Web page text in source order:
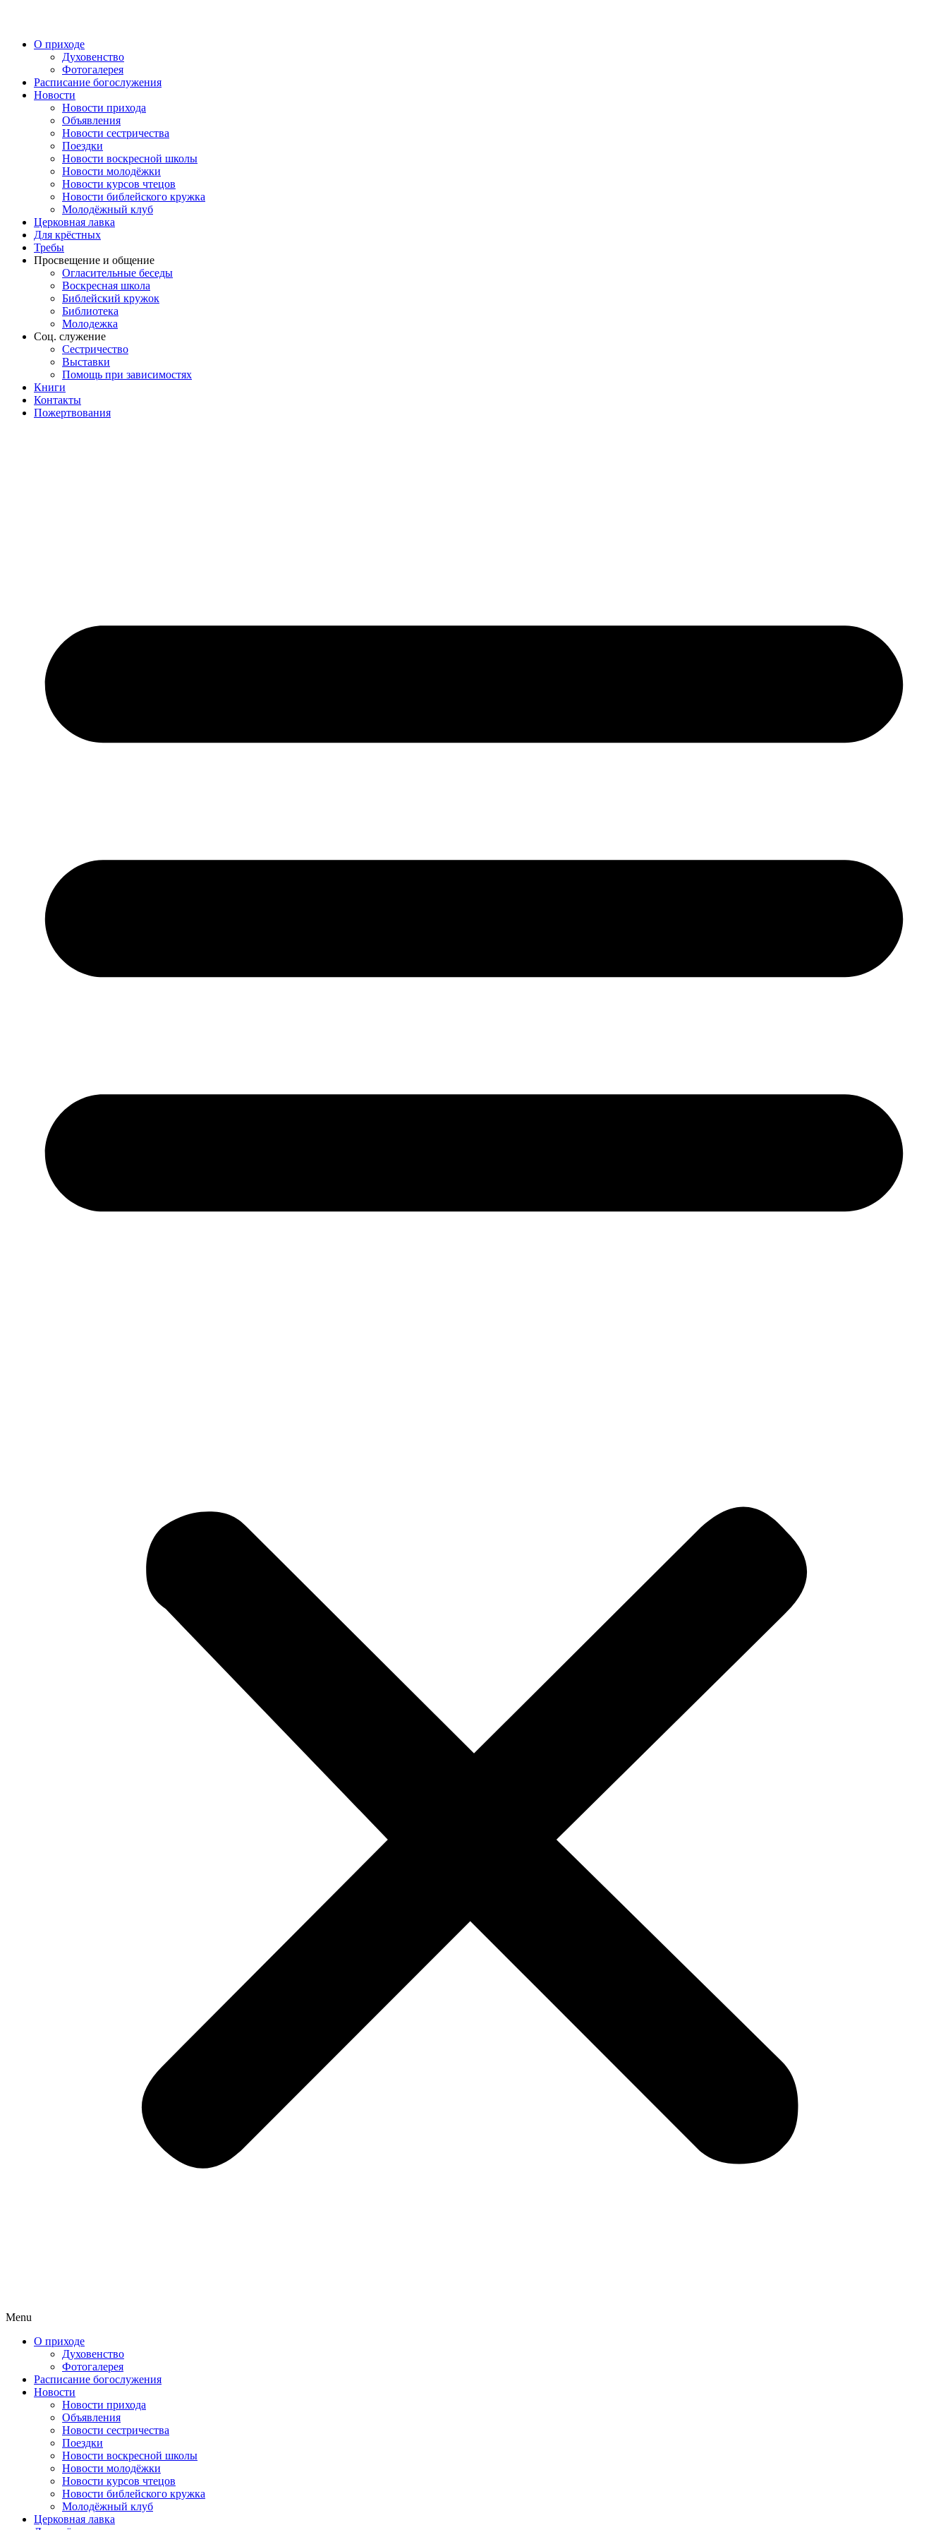
О приходе
Духовенство
Фотогалерея
Расписание богослужения
Новости
Новости прихода
Объявления
Новости сестричества
Поездки
Новости воскресной школы
Новости молодёжки
Новости курсов чтецов
Новости библейского кружка
Молодёжный клуб
Церковная лавка
Для крёстных
Требы
Просвещение и общение
Огласительные беседы
Воскресная школа
Библейский кружок
Библиотека
Молодежка
Соц. служение
Сестричество
Выставки
Помощь при зависимостях
Книги
Контакты
Пожертвования
Menu
О приходе
Духовенство
Фотогалерея
Расписание богослужения
Новости
Новости прихода
Объявления
Новости сестричества
Поездки
Новости воскресной школы
Новости молодёжки
Новости курсов чтецов
Новости библейского кружка
Молодёжный клуб
Церковная лавка